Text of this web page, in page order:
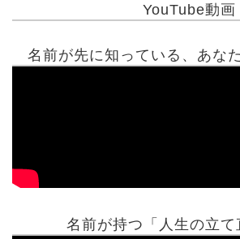
YouTube動画
名前が先に知っている、あな
名前が持つ「人生の立て